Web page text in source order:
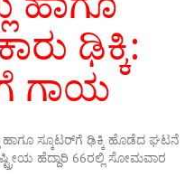
ಢಿಕ್ಕಿ:
ಗಾಯ
ಹಾಗೂ ಸ್ಕೂಟರ್‌ಗೆ ಢಿಕ್ಕಿ ಹೊಡೆದ ಘಟನೆ
ಹೆದ್ದಾರಿ 66ರಲ್ಲಿ ಸೋಮವಾರ